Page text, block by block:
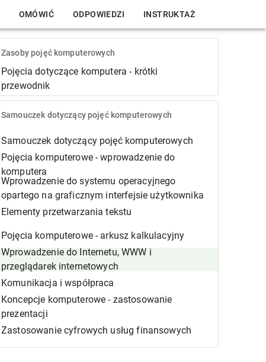
OMÓWIĆ ODPOWIEDZI INSTRUKTAŻ
Zasoby pojęć komputerowych
Pojęcia dotyczące komputera - krótki
przewodnik
Samouczek dotyczący pojęć komputerowych
Samouczek dotyczący pojęć komputerowych
Pojęcia komputerowe - wprowadzenie do
komputera
Wprowadzenie do systemu operacyjnego
opartego na graficznym interfejsie użytkownika
Elementy przetwarzania tekstu
Pojęcia komputerowe - arkusz kalkulacyjny
Wprowadzenie do Internetu, WWW i
przeglądarek internetowych
Komunikacja i współpraca
Koncepcje komputerowe - zastosowanie
prezentacji
Zastosowanie cyfrowych usług finansowych